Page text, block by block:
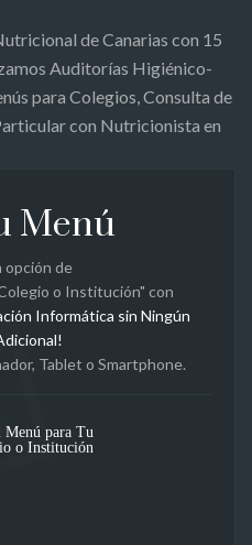
de Canarias con 15
Auditorías Higiénico-
para Colegios, Consulta de
con Nutricionista en
Menú
opción de
o Institución" con
Informática sin Ningún
Tablet o Smartphone.
Menú para Tu
o Institución